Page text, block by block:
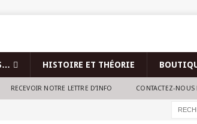
HISTOIRE ET THÉORIE
RECEVOIR NOTRE LETTRE D’INFO CONTACTEZ-NOUS !